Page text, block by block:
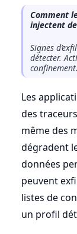
Comment
injectent
Signes
détecter.
confinement.
Les
des
même des
dégradent
données
peuvent
listes de
un profil